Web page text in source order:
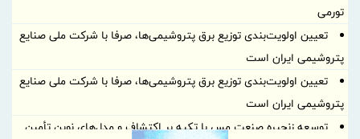
تورمی
تعیین اولویت‌بندی توزیع برق پتروشیمی‌ها، صرفا با شرکت ملی صنایع
پتروشیمی ایران است
تعیین اولویت‌بندی توزیع برق پتروشیمی‌ها، صرفا با شرکت ملی صنایع
پتروشیمی ایران است
توسعه زنجیره صنعت مس با تکیه بر اکتشاف و مدل‌های نوین تأمین